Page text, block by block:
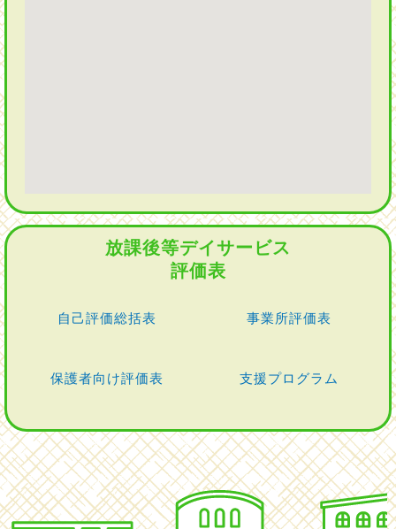
放課後等デイサービス
評価表
自己評価総括表 事業所評価表
保護者向け評価表 支援プログラム